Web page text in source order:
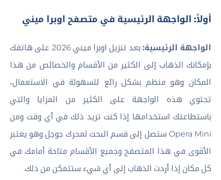
أولاً: الواجهة الرئيسية في متصفح اوبرا ميني
الواجهة الرئيسية:
بعد تنزيل اوبرا ميني 2026 على هاتفك
بإمكانك الذهاب إلى الكثير من الأقسام والخصائص من هذا
المكان وهو منظم بشكل رائع للسهولة في الاستعمال،
تحتوي هذه الواجهة على الكثير من المزايا والتي
باستطاعتك استخدامها إذا كنت تريد ذلك في أي وقت ومن
Opera Mini ستصل إلى قسم البحث لمحرك جوجل وهو يعتبر
الأقوى في هذا المتصفح وجميع الأقسام متاحة أمامك في
كل مكان إذا أردت الذهاب إلى أي شيء ستتمكن من ذلك.